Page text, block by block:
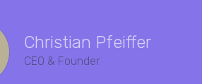
Christian Pfeiffer
CEO & Founder